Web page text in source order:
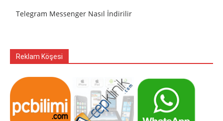
Telegram Messenger Nasıl İndirilir
Reklam Köşesi